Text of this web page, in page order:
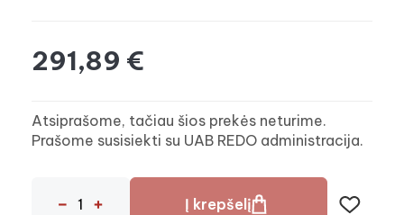
291,89 €
Atsiprašome, tačiau šios prekės neturime.
Prašome susisiekti su UAB REDO administracija.
Į krepšelį